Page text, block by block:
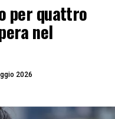
per quattro
nel
2026